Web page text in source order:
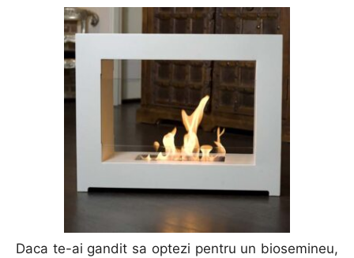
Daca te-ai gandit sa optezi pentru un biosemineu,